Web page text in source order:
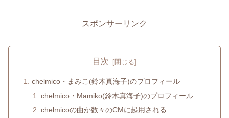
スポンサーリンク
目次
chelmico・まみこ(鈴木真海子)のプロフィール
chelmico・Mamiko(鈴木真海子)のプロフィール
chelmicoの曲か数々のCMに起用される